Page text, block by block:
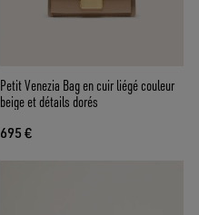
Petit Venezia Bag en cuir liégé couleur
beige et détails dorés
695 €